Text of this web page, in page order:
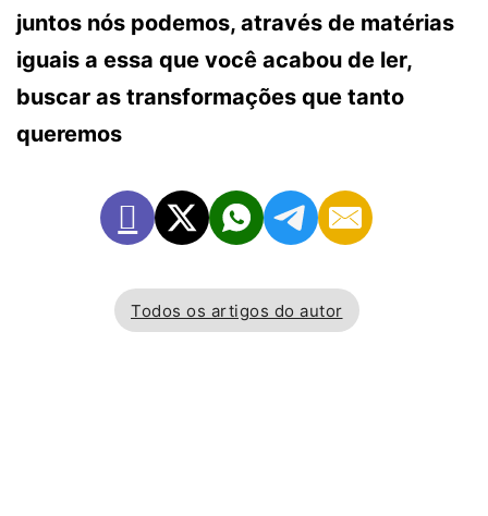
juntos nós podemos, através de matérias
iguais a essa que você acabou de ler,
buscar as transformações que tanto
queremos
Todos os artigos do autor